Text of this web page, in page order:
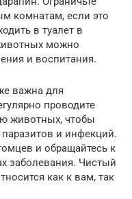
комнатам, если это
в туалет в
можно
и воспитания.
важна для
проводите
животных, чтобы
паразитов и инфекций.
и обращайтесь к
заболевания. Чистый
как к вам, так